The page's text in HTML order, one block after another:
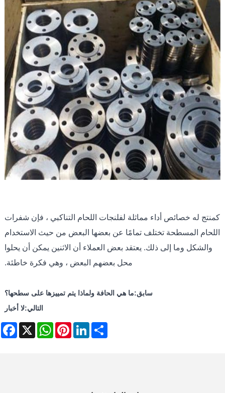
كمنتج له خصائص أداء مماثلة لفلنجات اللحام التناكبي ، فإن شفرات
اللحام المسطحة تختلف تمامًا عن بعضها البعض من حيث الاستخدام
والشكل وما إلى ذلك. يعتقد بعض العملاء أن الاثنين يمكن أن يحلوا
محل بعضهم البعض ، وهي فكرة خاطئة.
سابق:ما هي الحافة ولماذا يتم تمييزها على سطحها؟
التالي:لا أخبار
X
WhatsAppPinterestLinkedInShare